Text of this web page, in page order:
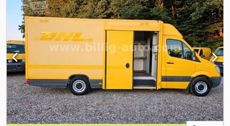
zaključavanje, elektronski program stabilnosti (ESP), filter za
čađ, klima uređaj, navigacioni sistem, * Navigacioni sistem *
Servo volan * Pregrada * Centralno zaključavanje Regulacija
brzine: Tempomat Klimatizacija: Klima uređaj Bezbednost: ABS *
ESP Pomoć pri parkiranju: Kamera Djdpfx Aezh Stpjbksck * Pozadi
* Napred * Sa strane * Specijalna oprema: Paket odlaganja 2,
audiosistem Composition Colour (radio / SD-kartica / USB), drveni
pod u tovarnom prostoru, krovni ventilator u tovarnom/prostoru
za putnike (električni) sa zatvaračem, asistent za parkiranje
napred i pozadi sa aktivnom zaštitom bočnih strana i asistentom
za promenu trake (Side Assist), vozilo bez oznake tipa, tempomat